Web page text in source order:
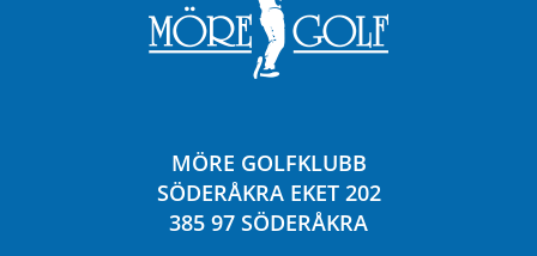
MÖRE GOLFKLUBB
SÖDERÅKRA EKET 202
385 97 SÖDERÅKRA